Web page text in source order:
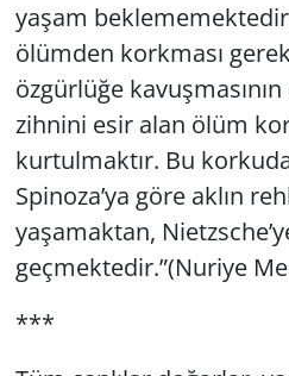
yaşam
ölümden korkması
özgürlüğe
zihnini esir alan ölüm
kurtulmaktır. Bu
Spinoza’ya göre aklın
yaşamaktan,
geçmektedir.”(Nuriye
***
SİYASET
SPOR
Yerel